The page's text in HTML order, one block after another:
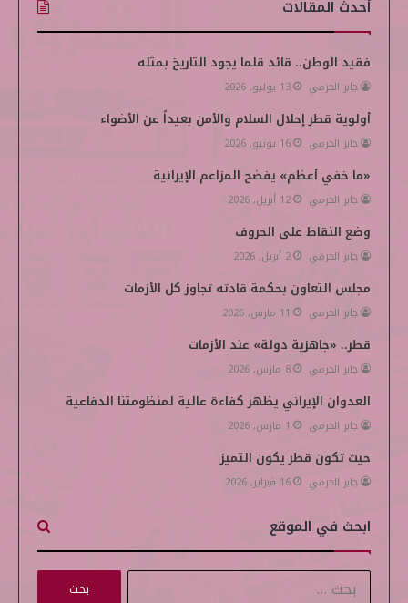
س
ب
و
ك
ي
ت
ر
ن
ك
إ
ن
ت
ي
ب
k
e
أحدث المقالات
فقيد الوطن.. قائد قلما يجود التاريخ بمثله
جابر الحرمي 13 يوليو, 2026
أولوية قطر إحلال السلام والأمن بعيداً عن الأضواء
جابر الحرمي 16 يونيو, 2026
«ما خفي أعظم» يفضح المزاعم الإيرانية
جابر الحرمي 12 أبريل, 2026
وضع النقاط على الحروف
جابر الحرمي 2 أبريل, 2026
مجلس التعاون بحكمة قادته تجاوز كل الأزمات
جابر الحرمي 11 مارس, 2026
قطر.. «جاهزية دولة» عند الأزمات
جابر الحرمي 8 مارس, 2026
العدوان الإيراني يظهر كفاءة عالية لمنظومتنا الدفاعية
جابر الحرمي 1 مارس, 2026
حيث تكون قطر يكون التميز
جابر الحرمي 16 فبراير, 2026
ابحث في الموقع